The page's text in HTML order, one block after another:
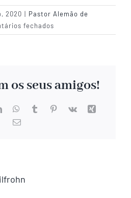
2020 | Pastor Alemão de
fechados
Quais
da
Pastor
os seus amigos!
LinkedInWhatsApp
TumblrPinterest
Vk
Email